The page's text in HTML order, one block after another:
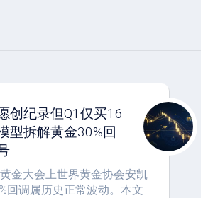
创纪录但Q1仅买16
型拆解黄金30%回
金大会上世界黄金协会安凯
回调属历史正常波动。本文